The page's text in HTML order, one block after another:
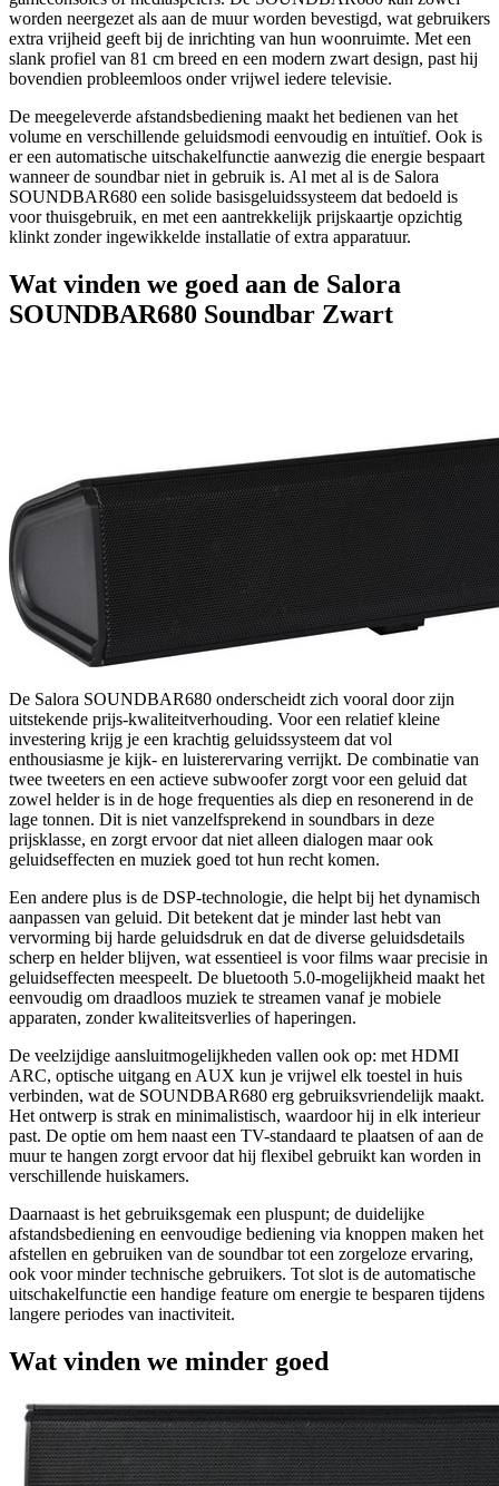
worden neergezet als aan de muur worden bevestigd, wat gebruikers
extra vrijheid geeft bij de inrichting van hun woonruimte. Met een
slank profiel van 81 cm breed en een modern zwart design, past hij
bovendien probleemloos onder vrijwel iedere televisie.
De meegeleverde afstandsbediening maakt het bedienen van het
volume en verschillende geluidsmodi eenvoudig en intuïtief. Ook is
er een automatische uitschakelfunctie aanwezig die energie bespaart
wanneer de soundbar niet in gebruik is. Al met al is de Salora
SOUNDBAR680 een solide basisgeluidssysteem dat bedoeld is
voor thuisgebruik, en met een aantrekkelijk prijskaartje opzichtig
klinkt zonder ingewikkelde installatie of extra apparatuur.
Wat vinden we goed aan de Salora
SOUNDBAR680 Soundbar Zwart
De Salora SOUNDBAR680 onderscheidt zich vooral door zijn
uitstekende prijs-kwaliteitverhouding. Voor een relatief kleine
investering krijg je een krachtig geluidssysteem dat vol
enthousiasme je kijk- en luisterervaring verrijkt. De combinatie van
twee tweeters en een actieve subwoofer zorgt voor een geluid dat
zowel helder is in de hoge frequenties als diep en resonerend in de
lage tonnen. Dit is niet vanzelfsprekend in soundbars in deze
prijsklasse, en zorgt ervoor dat niet alleen dialogen maar ook
geluidseffecten en muziek goed tot hun recht komen.
Een andere plus is de DSP-technologie, die helpt bij het dynamisch
aanpassen van geluid. Dit betekent dat je minder last hebt van
vervorming bij harde geluidsdruk en dat de diverse geluidsdetails
scherp en helder blijven, wat essentieel is voor films waar precisie in
geluidseffecten meespeelt. De bluetooth 5.0-mogelijkheid maakt het
eenvoudig om draadloos muziek te streamen vanaf je mobiele
apparaten, zonder kwaliteitsverlies of haperingen.
De veelzijdige aansluitmogelijkheden vallen ook op: met HDMI
ARC, optische uitgang en AUX kun je vrijwel elk toestel in huis
verbinden, wat de SOUNDBAR680 erg gebruiksvriendelijk maakt.
Het ontwerp is strak en minimalistisch, waardoor hij in elk interieur
past. De optie om hem naast een TV-standaard te plaatsen of aan de
muur te hangen zorgt ervoor dat hij flexibel gebruikt kan worden in
verschillende huiskamers.
Daarnaast is het gebruiksgemak een pluspunt; de duidelijke
afstandsbediening en eenvoudige bediening via knoppen maken het
afstellen en gebruiken van de soundbar tot een zorgeloze ervaring,
ook voor minder technische gebruikers. Tot slot is de automatische
uitschakelfunctie een handige feature om energie te besparen tijdens
langere periodes van inactiviteit.
Wat vinden we minder goed